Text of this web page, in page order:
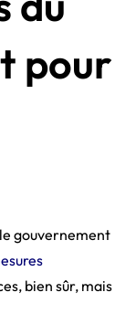
pour
gouvernement
bien sûr, mais